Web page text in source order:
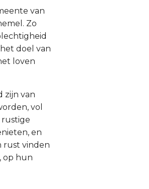
van
Zo
doel van
loven
zijn van
vol
rustige
en
rust vinden
op hun